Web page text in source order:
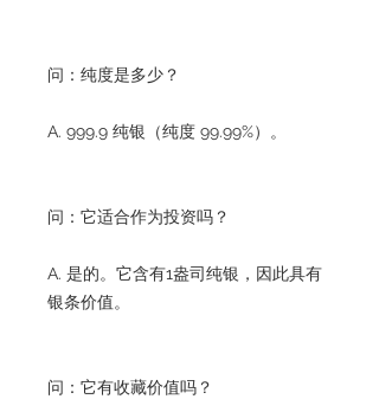
问：纯度是多少？
A. 999.9 纯银（纯度 99.99%）。
问：它适合作为投资吗？
A. 是的。它含有1盎司纯银，因此具有
银条价值。
问：它有收藏价值吗？